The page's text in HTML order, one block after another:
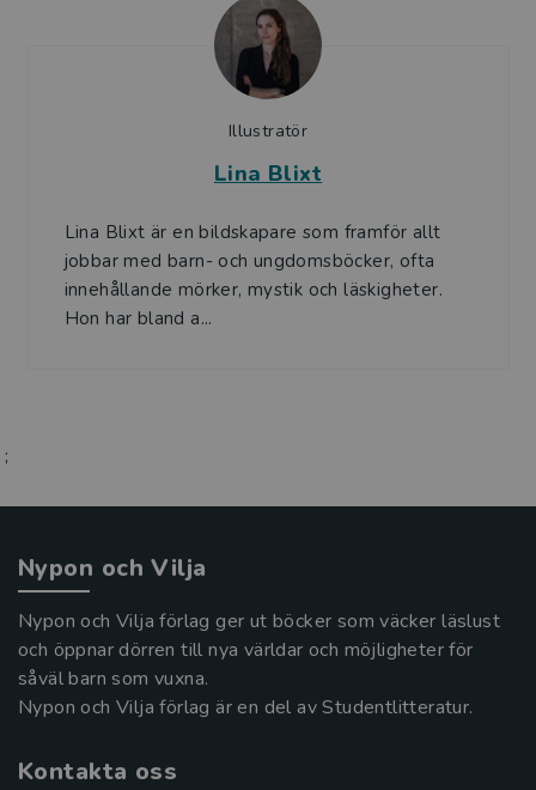
Illustratör
Lina Blixt
Lina Blixt är en bildskapare som framför allt
jobbar med barn- och ungdomsböcker, ofta
innehållande mörker, mystik och läskigheter.
Hon har bland a...
;
Nypon och Vilja
Nypon och Vilja förlag ger ut böcker som väcker läslust
och öppnar dörren till nya världar och möjligheter för
såväl barn som vuxna.
Nypon och Vilja förlag är en del av Studentlitteratur.
Kontakta oss